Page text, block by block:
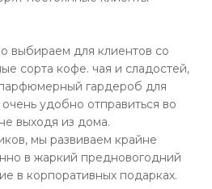
выбираем для клиентов со
сорта кофе. чая и сладостей,
гардероб для
удобно отправиться во
выходя из дома.
мы развиваем крайне
в жаркий предновогодний
в корпоративных подарках.